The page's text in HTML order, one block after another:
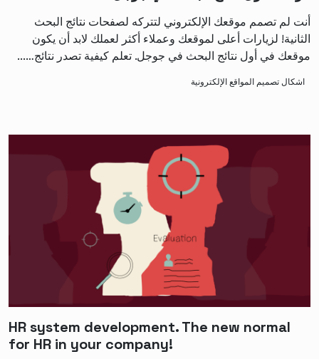
أنت لم تصمم موقعك الإلكتروني لتتركه لصفحات نتائج البحث
الثانية! لزيارات أعلى لموقعك وعملاء أكثر لعملك لابد أن يكون
موقعك في أول نتائج البحث في جوجل. تعلم كيفية تصدر نتائج…...
اشكال تصميم المواقع الإلكترونية
HR system development. The new normal
for HR in your company!